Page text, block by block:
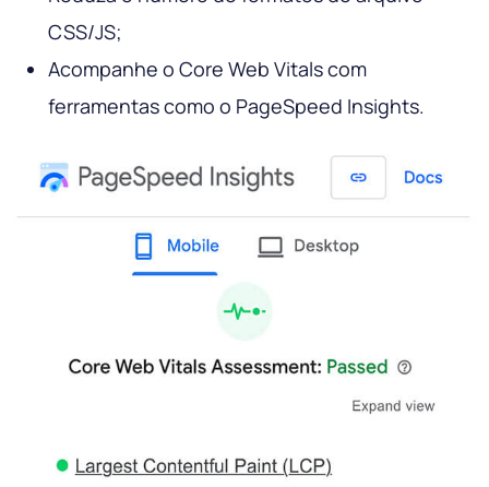
CSS/JS;
Acompanhe o Core Web Vitals com
ferramentas como o PageSpeed ​​Insights.